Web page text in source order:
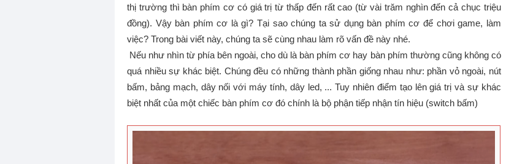
thị trường thì bàn phím cơ có giá trị từ thấp đến rất cao (từ vài trăm nghìn đến cả chục triệu
đồng). Vậy bàn phím cơ là gì? Tại sao chúng ta sử dụng bàn phím cơ để chơi game, làm
việc? Trong bài viết này, chúng ta sẽ cùng nhau làm rõ vấn đề này nhé.
Nếu như nhìn từ phía bên ngoài, cho dù là bàn phím cơ hay bàn phím thường cũng không có
quá nhiều sự khác biệt. Chúng đều có những thành phần giống nhau như: phần vỏ ngoài, nút
bấm, bảng mạch, dây nối với máy tính, dây led, ... Tuy nhiên điểm tạo lên giá trị và sự khác
biệt nhất của một chiếc bàn phím cơ đó chính là bộ phận tiếp nhận tín hiệu (switch bấm)